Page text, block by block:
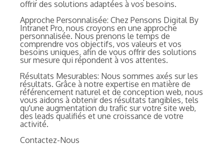
offrir des solutions adaptées à vos besoins.
Approche Personnalisée: Chez Pensons Digital By
Intranet Pro, nous croyons en une approche
personnalisée. Nous prenons le temps de
comprendre vos objectifs, vos valeurs et vos
besoins uniques, afin de vous offrir des solutions
sur mesure qui répondent à vos attentes.
Résultats Mesurables: Nous sommes axés sur les
résultats. Grâce à notre expertise en matière de
référencement naturel et de conception web, nous
vous aidons à obtenir des résultats tangibles, tels
qu'une augmentation du trafic sur votre site web,
des leads qualifiés et une croissance de votre
activité.
Contactez-Nous